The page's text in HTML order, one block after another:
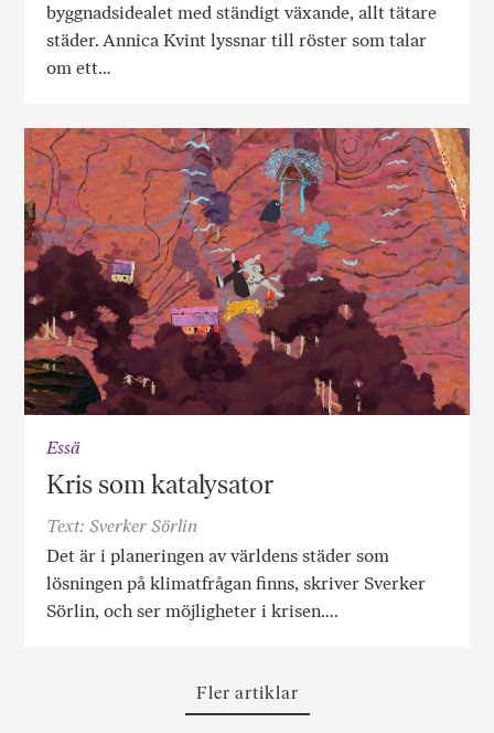
byggnadsidealet med ständigt växande, allt tätare
städer. Annica Kvint lyssnar till röster som talar
om ett…
Essä
Kris som katalysator
Text: Sverker Sörlin
Det är i planeringen av världens städer som
lösningen på klimatfrågan finns, skriver Sverker
Sörlin, och ser möjligheter i krisen….
Fler artiklar